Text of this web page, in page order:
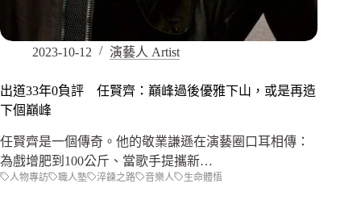
2023-10-12 演藝人 Artist
出道33年0負評 任賢齊：巔峰過後優雅下山，或是再造
下個巔峰
任賢齊是一個傳奇。他的敬業謙遜在演藝圈口耳相傳：
為戲增肥到100公斤、當歌手提攜新…
人物專訪 職人塾 淬鍊之路 音樂人 生命體悟